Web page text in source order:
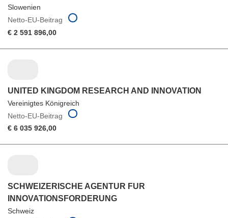
Slowenien
Netto-EU-Beitrag
€ 2 591 896,00
UNITED KINGDOM RESEARCH AND INNOVATION
Vereinigtes Königreich
Netto-EU-Beitrag
€ 6 035 926,00
SCHWEIZERISCHE AGENTUR FUR
INNOVATIONSFORDERUNG
Schweiz